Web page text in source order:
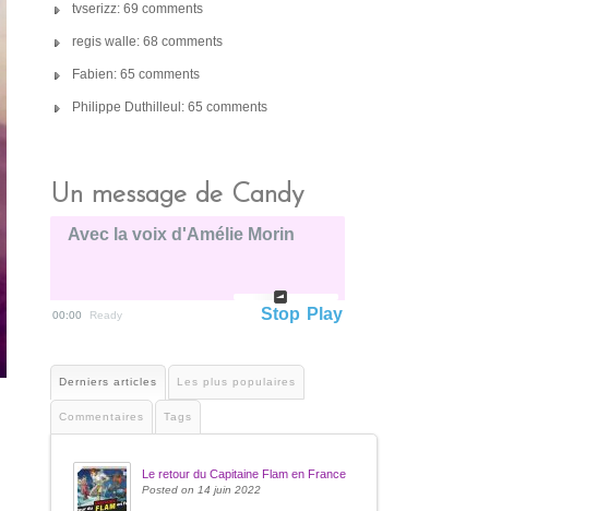
tvserizz: 69 comments
regis walle: 68 comments
Fabien: 65 comments
Philippe Duthilleul: 65 comments
Un message de Candy
Avec la voix d'Amélie Morin
00:00 Ready Play
Stop
Derniers articles Les plus populaires
Commentaires Tags
Le retour du Capitaine Flam en France
Posted on 14 juin 2022